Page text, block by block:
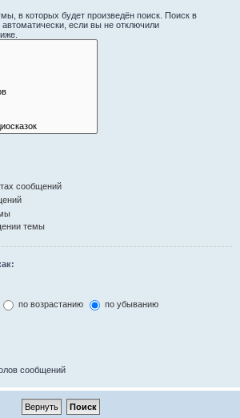
в которых будет произведён поиск. Поиск в
если вы не отключили
сообщений
темы
по возрастанию
по убыванию
сообщений